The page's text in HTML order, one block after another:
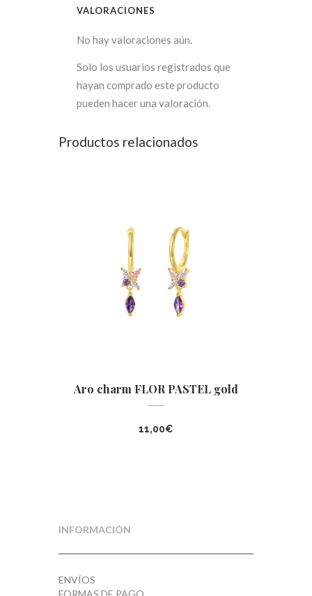
VALORACIONES
No hay valoraciones aún.
Solo los usuarios registrados que
hayan comprado este producto
pueden hacer una valoración.
Productos relacionados
Aro charm FLOR PASTEL gold
11,00€
INFORMACIÓN
ENVÍOS
FORMAS DE PAGO